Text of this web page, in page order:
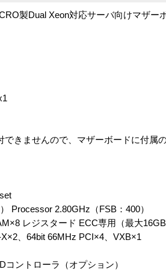
製Dual Xeon対応サーバ向けマザ
きませんので、マザーボードに付属
2.80GHz（FSB：400）
レジスタード ECC専用（最大16GB
、64bit 66MHz PCI×4、VXB×1
トローラ（オプション）